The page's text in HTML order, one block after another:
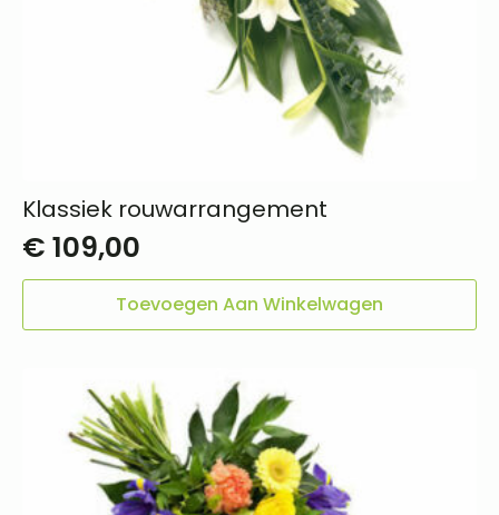
Klassiek rouwarrangement
€ 109,00
Toevoegen Aan Winkelwagen